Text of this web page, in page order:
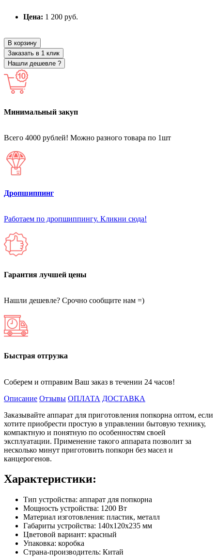
Цена: 1 200 руб.
В корзину
Заказать в 1 клик
Нашли дешевле ?
Минимальный закуп
Всего 4000 рублей! Можно разного товара по 1шт
Дропшиппинг
Работаем по дропшиппингу. Кликни сюда!
Гарантия лучшей цены
Нашли дешевле? Срочно сообщите нам =)
Быстрая отгрузка
Соберем и отправим Ваш заказ в течении 24 часов!
Описание Отзывы ОПЛАТА ДОСТАВКА
Заказывайте аппарат для приготовления попкорна оптом, если
хотите приобрести простую в управлении бытовую технику,
компактную и понятную по особенностям своей
эксплуатации. Применение такого аппарата позволит за
несколько минут приготовить попкорн без масел и
канцерогенов.
Характеристики:
Тип устройства: аппарат для попкорна
Мощность устройства: 1200 Вт
Материал изготовления: пластик, металл
Габариты устройства: 140х120х235 мм
Цветовой вариант: красный
Упаковка: коробка
Страна-производитель: Китай